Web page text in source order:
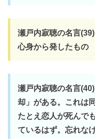
瀬戸内寂聴の名言
心身から発したもの
瀬戸内寂聴の名言
却」がある。これは
たとえ恋人が死んで
ているはず。忘れな